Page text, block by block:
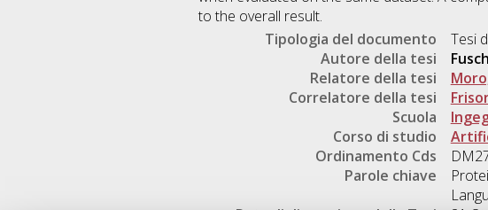
to the overall result.
Tipologia del documento
Tesi
Autore della tesi
Relatore della tesi
Correlatore della tesi
Scuola
Corso di studio
Ordinamento Cds
Parole chiave